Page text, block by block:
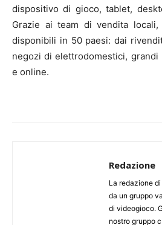
dispositivo di gioco, tablet,
Grazie ai team di vendita
disponibili in 50 paesi: dai
negozi di elettrodomestici, grandi
e online.
Redazione
La redazione
da un gruppo
di videogioco.
nostro gruppo